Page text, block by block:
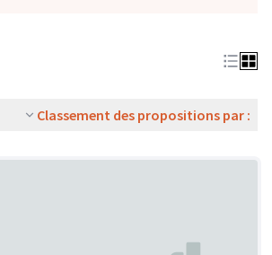
Classement des propositions par :